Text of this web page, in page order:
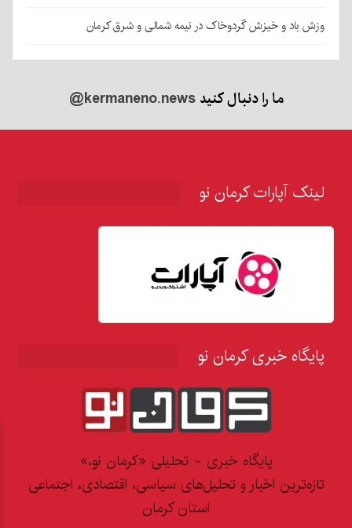
وزش باد و خیزش گردوخاک در نیمه شمالی و شرق کرمان
ما را دنبال کنید@kermaneno.news
لینک آپارات کرمان نو
پایگاه خبری کرمان نو
پایگاه خبری - تحلیلی «کرمان نو،»
تازه‌ترین اخبار و تحلیل‌های سیاسی، اقتصادی، اجتماعی
استان کرمان